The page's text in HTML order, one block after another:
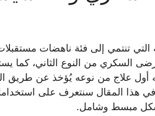
السكري من النوع الثاني، كما
أول علاج من نوعه يُؤخذ عن طريق
هذا المقال سنتعرف على
مبسط وشامل.